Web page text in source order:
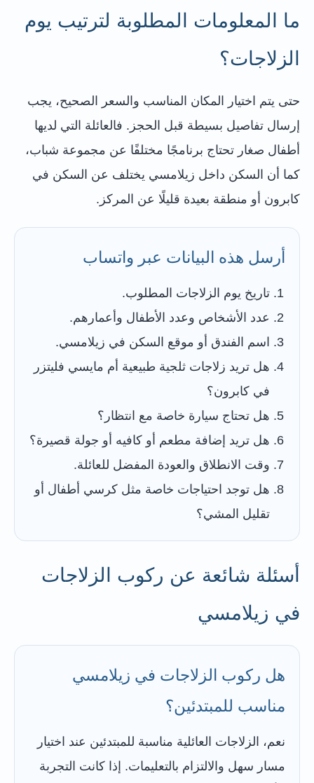
ما المعلومات المطلوبة لترتيب يوم
الزلاجات؟
حتى يتم اختيار المكان المناسب والسعر الصحيح، يجب
إرسال تفاصيل بسيطة قبل الحجز. فالعائلة التي لديها
أطفال صغار تحتاج برنامجًا مختلفًا عن مجموعة شباب،
كما أن السكن داخل زيلامسي يختلف عن السكن في
كابرون أو منطقة بعيدة قليلًا عن المركز.
أرسل هذه البيانات عبر واتساب
تاريخ يوم الزلاجات المطلوب.
عدد الأشخاص وعدد الأطفال وأعمارهم.
اسم الفندق أو موقع السكن في زيلامسي.
هل تريد زلاجات ثلجية طبيعية أم مايسي فليتزر
في كابرون؟
هل تحتاج سيارة خاصة مع انتظار؟
هل تريد إضافة مطعم أو كافيه أو جولة قصيرة؟
وقت الانطلاق والعودة المفضل للعائلة.
هل توجد احتياجات خاصة مثل كرسي أطفال أو
تقليل المشي؟
أسئلة شائعة عن ركوب الزلاجات
في زيلامسي
هل ركوب الزلاجات في زيلامسي
مناسب للمبتدئين؟
نعم، الزلاجات العائلية مناسبة للمبتدئين عند اختيار
مسار سهل والالتزام بالتعليمات. إذا كانت التجربة